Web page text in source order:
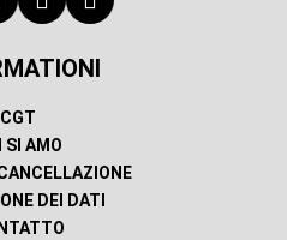
CGT
SI AMO
DEI DATI